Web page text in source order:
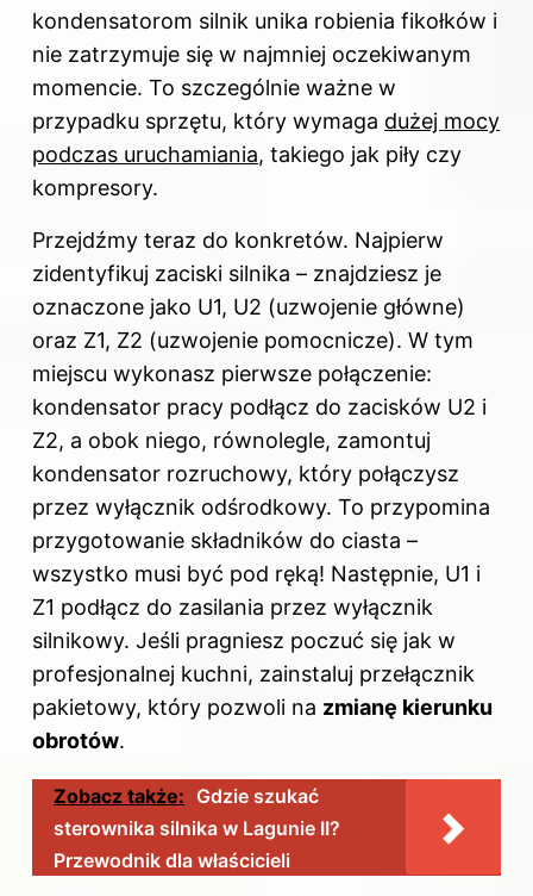
kondensatorom silnik unika robienia fikołków i
nie zatrzymuje się w najmniej oczekiwanym
momencie. To szczególnie ważne w
przypadku sprzętu, który wymaga dużej mocy
podczas uruchamiania, takiego jak piły czy
kompresory.
Przejdźmy teraz do konkretów. Najpierw
zidentyfikuj zaciski silnika – znajdziesz je
oznaczone jako U1, U2 (uzwojenie główne)
oraz Z1, Z2 (uzwojenie pomocnicze). W tym
miejscu wykonasz pierwsze połączenie:
kondensator pracy podłącz do zacisków U2 i
Z2, a obok niego, równolegle, zamontuj
kondensator rozruchowy, który połączysz
przez wyłącznik odśrodkowy. To przypomina
przygotowanie składników do ciasta –
wszystko musi być pod ręką! Następnie, U1 i
Z1 podłącz do zasilania przez wyłącznik
silnikowy. Jeśli pragniesz poczuć się jak w
profesjonalnej kuchni, zainstaluj przełącznik
pakietowy, który pozwoli na zmianę kierunku
obrotów.
Zobacz także: Gdzie szukać
sterownika silnika w Lagunie II?
Przewodnik dla właścicieli